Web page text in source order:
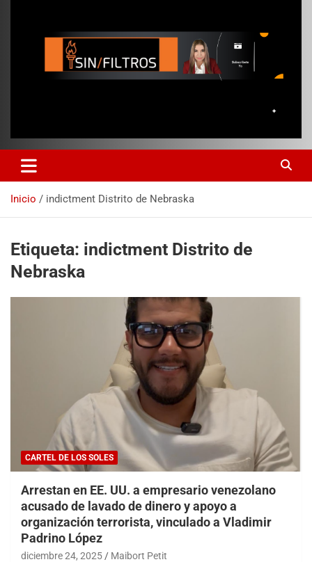
Inicio indictment Distrito de Nebraska
Etiqueta: indictment Distrito de
Nebraska
CARTEL DE LOS SOLES
Arrestan en EE. UU. a empresario venezolano
acusado de lavado de dinero y apoyo a
organización terrorista, vinculado a Vladimir
Padrino López
diciembre 24, 2025 Maibort Petit